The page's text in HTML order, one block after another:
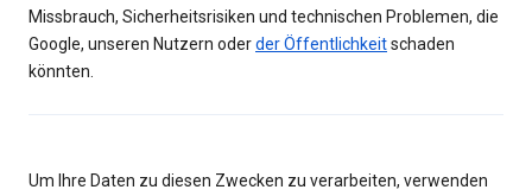
Missbrauch, Sicherheitsrisiken und technischen Problemen, die
Google, unseren Nutzern oderder Öffentlichkeitschaden
könnten.
Um Ihre Daten zu diesen Zwecken zu verarbeiten, verwenden